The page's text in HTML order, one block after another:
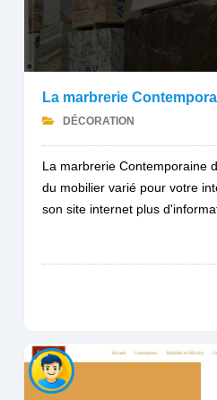
La marbrerie
DÉCORATION
La marbrerie Contemporaine
du mobilier varié pour votre
son site internet plus